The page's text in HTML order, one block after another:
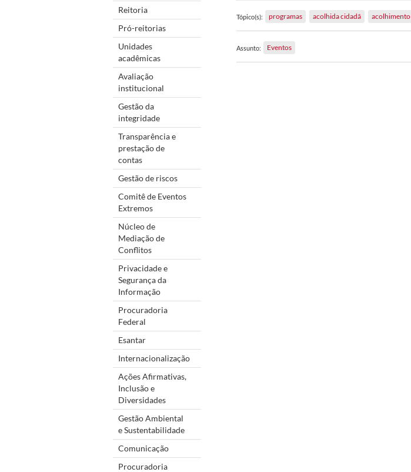
Reitoria
Pró-reitorias
Unidades
acadêmicas
Avaliação
institucional
Gestão da
integridade
Transparência e
prestação de
contas
Gestão de riscos
Comitê de Eventos
Extremos
Núcleo de
Mediação de
Conflitos
Privacidade e
Segurança da
Informação
Procuradoria
Federal
Esantar
Internacionalização
Ações Afirmativas,
Inclusão e
Diversidades
Gestão Ambiental
e Sustentabilidade
Comunicação
Procuradoria
Tópico(s): programas acolhida cidadã acolhimento
Assunto: Eventos